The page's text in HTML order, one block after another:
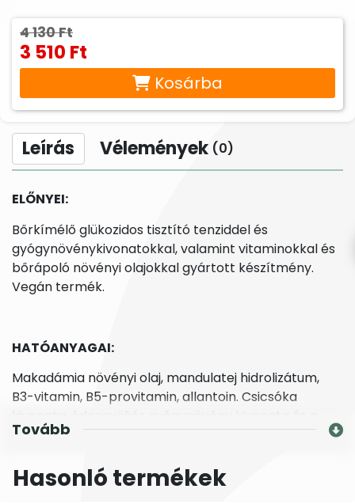
4 130 Ft
3 510 Ft
Kosárba
Leírás Vélemények (0)
ELŐNYEI:
Bőrkímélő glükozidos tisztító tenziddel és
gyógynövénykivonatokkal, valamint vitaminokkal és
bőrápoló növényi olajokkal gyártott készítmény.
Vegán termék.
HATÓANYAGAI:
Makadámia növényi olaj, mandulatej hidrolizátum,
B3-vitamin, B5-provitamin, allantoin. Csicsóka
kivonata, édesgyökér gyógynövény kivonata és a
körömvirág gyógynövény kivonata segítségével
allergénmentes növényi illóolaja segíti a higiénikus
bőrállapot fenntartását.
Tovább
Hasonló termékek